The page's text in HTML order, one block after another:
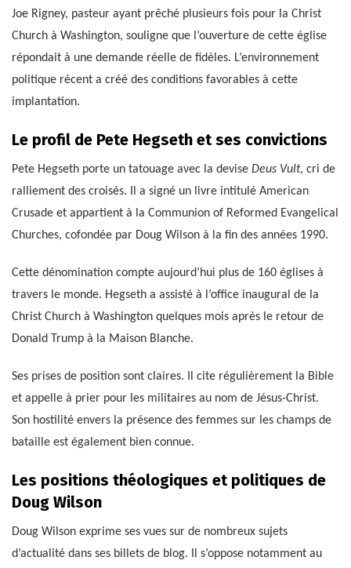
Joe Rigney, pasteur ayant prêché plusieurs fois pour la Christ
Church à Washington, souligne que l’ouverture de cette église
répondait à une demande réelle de fidèles. L’environnement
politique récent a créé des conditions favorables à cette
implantation.
Le profil de Pete Hegseth et ses convictions
Pete Hegseth porte un tatouage avec la devise Deus Vult, cri de
ralliement des croisés. Il a signé un livre intitulé American
Crusade et appartient à la Communion of Reformed Evangelical
Churches, cofondée par Doug Wilson à la fin des années 1990.
Cette dénomination compte aujourd’hui plus de 160 églises à
travers le monde. Hegseth a assisté à l’office inaugural de la
Christ Church à Washington quelques mois après le retour de
Donald Trump à la Maison Blanche.
Ses prises de position sont claires. Il cite régulièrement la Bible
et appelle à prier pour les militaires au nom de Jésus-Christ.
Son hostilité envers la présence des femmes sur les champs de
bataille est également bien connue.
Les positions théologiques et politiques de
Doug Wilson
Doug Wilson exprime ses vues sur de nombreux sujets
d’actualité dans ses billets de blog. Il s’oppose notamment au